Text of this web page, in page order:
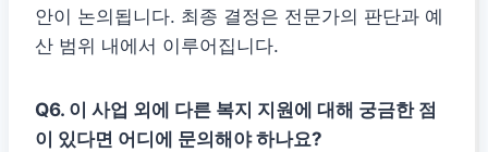
안이 논의됩니다. 최종 결정은 전문가의 판단과 예
산 범위 내에서 이루어집니다.
Q6. 이 사업 외에 다른 복지 지원에 대해 궁금한 점
이 있다면 어디에 문의해야 하나요?